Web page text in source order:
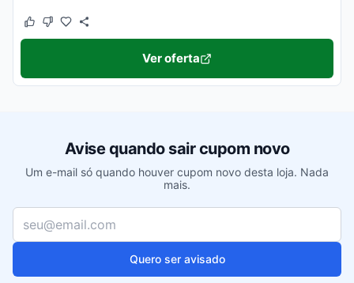
Este cupom funcionou
Este cupom não funcionou
Ver oferta
Avise quando sair cupom novo
Um e-mail só quando houver cupom novo desta loja. Nada
mais.
Seu e-mail
Quero ser avisado